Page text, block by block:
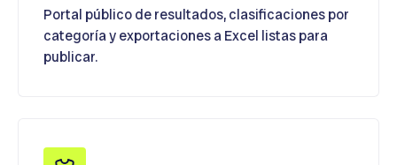
Portal público de resultados, clasificaciones por
categoría y exportaciones a Excel listas para
publicar.